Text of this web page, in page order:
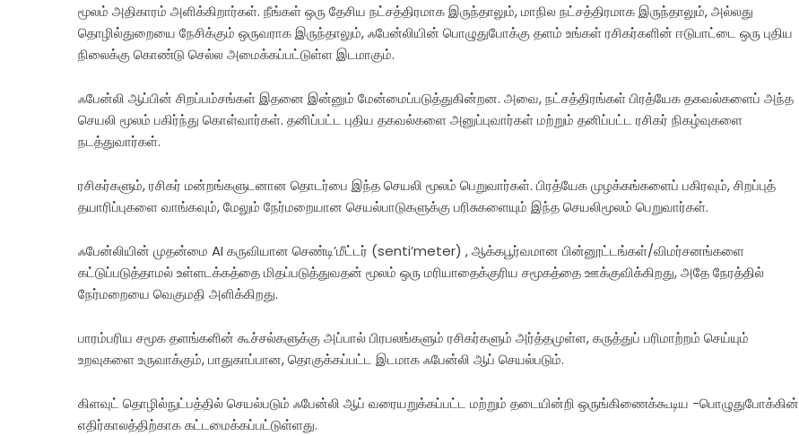
மூலம் அதிகாரம் அளிக்கிறார்கள். நீங்கள் ஒரு தேசிய நட்சத்திரமாக இருந்தாலும், மாநில நட்சத்திரமாக இருந்தாலும், அல்லது
தொழில்துறையை நேசிக்கும் ஒருவராக இருந்தாலும், ஃபேன்லியின் பொழுதுபோக்கு தளம் உங்கள் ரசிகர்களின் ஈடுபாட்டை ஒரு புதிய
நிலைக்கு கொண்டு செல்ல அமைக்கப்பட்டுள்ள இடமாகும்.
ஃபேன்லி ஆப்பின் சிறப்பம்சங்கள் இதனை இன்னும் மேன்மைப்படுத்துகின்றன. அவை, நட்சத்திரங்கள் பிரத்யேக தகவல்களைப் அந்த
செயலி மூலம் பகிர்ந்து கொள்வார்கள். தனிப்பட்ட புதிய தகவல்களை அனுப்புவார்கள் மற்றும் தனிப்பட்ட ரசிகர் நிகழ்வுகளை
நடத்துவார்கள்.
ரசிகர்களும், ரசிகர் மன்றங்களுடனான தொடர்பை இந்த செயலி மூலம் பெறுவார்கள். பிரத்யேக முழக்கங்களைப் பகிரவும், சிறப்புத்
தயாரிப்புகளை வாங்கவும், மேலும் நேர்மறையான செயல்பாடுகளுக்கு பரிசுகளையும் இந்த செயலிமூலம் பெறுவார்கள்.
ஃபேன்லியின் முதன்மை AI கருவியான செண்டி’மீட்டர் (senti’meter) , ஆக்கபூர்வமான பின்னூட்டங்கள்/விமர்சனங்களை
கட்டுப்படுத்தாமல் உள்ளடக்கத்தை மிதப்படுத்துவதன் மூலம் ஒரு மரியாதைக்குரிய சமூகத்தை ஊக்குவிக்கிறது, அதே நேரத்தில்
நேர்மறையை வெகுமதி அளிக்கிறது.
பாரம்பரிய சமூக தளங்களின் கூச்சல்களுக்கு அப்பால் பிரபலங்களும் ரசிகர்களும் அர்த்தமுள்ள, கருத்துப் பரிமாற்றம் செய்யும்
உறவுகளை உருவாக்கும், பாதுகாப்பான, தொகுக்கப்பட்ட இடமாக ஃபேன்லி ஆப் செயல்படும்.
கிளவுட் தொழில்நுட்பத்தில் செயல்படும் ஃபேன்லி ஆப் வரையறுக்கப்பட்ட மற்றும் தடையின்றி ஒருங்கிணைக்கூடிய -பொழுதுபோக்கின்
எதிர்காலத்திற்காக கட்டமைக்கப்பட்டுள்ளது.